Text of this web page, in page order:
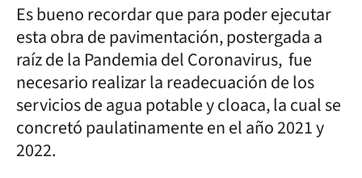
Es bueno recordar que para poder ejecutar
esta obra de pavimentación, postergada a
raíz de la Pandemia del Coronavirus, fue
necesario realizar la readecuación de los
servicios de agua potable y cloaca, la cual se
concretó paulatinamente en el año 2021 y
2022.